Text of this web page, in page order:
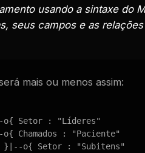
usando a sintaxe do
seus campos e as
mais ou menos assim:
o{ Setor : "Líderes"
o{ Chamados : "Paciente"
}|--o{ Setor : "Subitens"